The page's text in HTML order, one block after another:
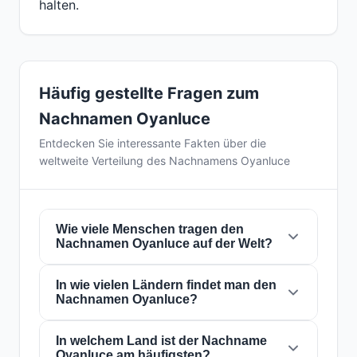
halten.
Häufig gestellte Fragen zum
Nachnamen Oyanluce
Entdecken Sie interessante Fakten über die
weltweite Verteilung des Nachnamens Oyanluce
Wie viele Menschen tragen den
Nachnamen Oyanluce auf der Welt?
Derzeit gibt es weltweit etwa8 Personenmit
dem NachnamenOyanluce
dass etwa 1 von1,000,000,000 Personenauf
der Welt diesen Nachnamen trägt. Er ist in
In wie vielen Ländern findet man den
Nachnamen Oyanluce?
Der NachnameOyanluceist in1 Ländern
In welchem Land ist der Nachname